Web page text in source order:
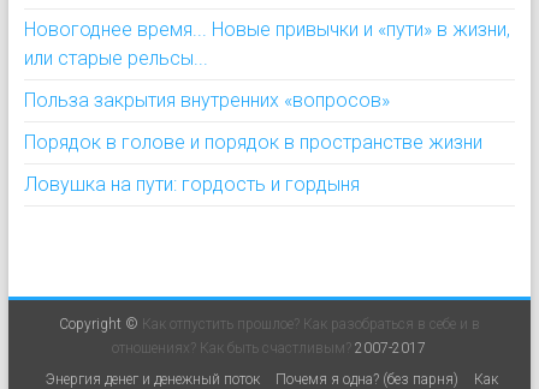
Новогоднее время... Новые привычки и «пути» в жизни,
или старые рельсы...
Польза закрытия внутренних «вопросов»
Порядок в голове и порядок в пространстве жизни
Ловушка на пути: гордость и гордыня
Copyright © Как отпустить прошлое? Как разобраться в себе и в
отношениях? Как быть счастливым? 2007-2017
Энергия денег и денежный поток
Почемя я одна? (без парня) Как